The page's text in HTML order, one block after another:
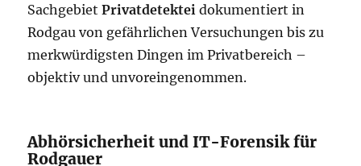
SachgebietPrivatdetektei dokumentiert in
Rodgau von gefährlichen Versuchungen bis zu
merkwürdigsten Dingen im Privatbereich –
objektiv und unvoreingenommen.
Abhörsicherheit und IT-Forensik für
Rodgauer